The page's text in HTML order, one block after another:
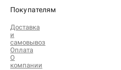
Покупателям
Доставка
и
самовывоз
Оплата
О
компании